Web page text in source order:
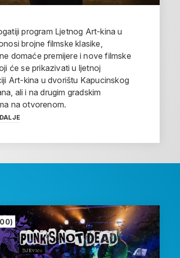
program Ljetnog Art-kina u
brojne filmske klasike,
domaće premijere i nove filmske
će se prikazivati u ljetnoj
Art-kina u dvorištu Kapucinskog
ali i na drugim gradskim
na otvorenom.